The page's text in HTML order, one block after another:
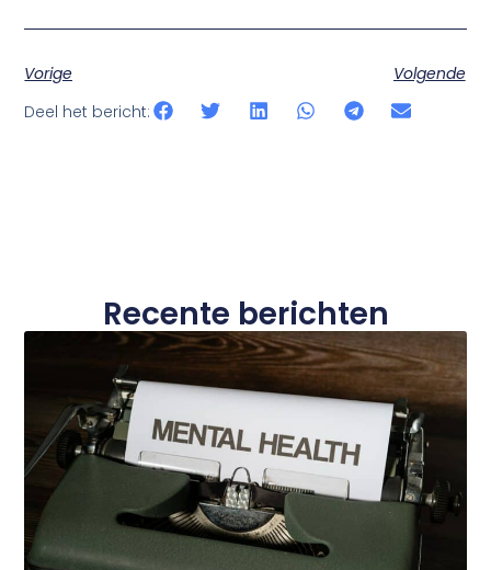
Vorige
Volgende
Deel het bericht:
Recente berichten